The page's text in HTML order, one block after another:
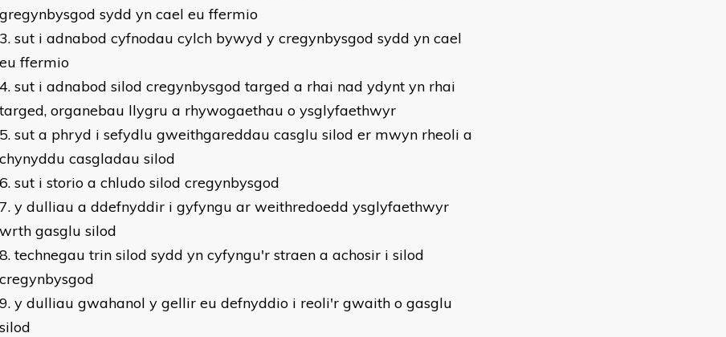
gregynbysgod sydd yn cael eu ffermio
sut i adnabod cyfnodau cylch bywyd y cregynbysgod sydd yn cael
eu ffermio
sut i adnabod silod cregynbysgod targed a rhai nad ydynt yn rhai
targed, organebau llygru a rhywogaethau o ysglyfaethwyr
sut a phryd i sefydlu gweithgareddau casglu silod er mwyn rheoli a
chynyddu casgladau silod
sut i storio a chludo silod cregynbysgod
y dulliau a ddefnyddir i gyfyngu ar weithredoedd ysglyfaethwyr
wrth gasglu silod
technegau trin silod sydd yn cyfyngu'r straen a achosir i silod
cregynbysgod
y dulliau gwahanol y gellir eu defnyddio i reoli'r gwaith o gasglu
silod